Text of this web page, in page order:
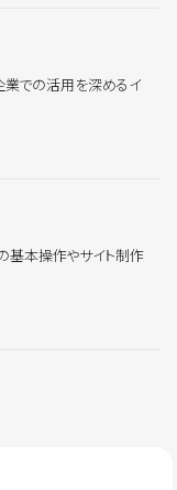
業での活用を深めるイ
基本操作やサイト制作